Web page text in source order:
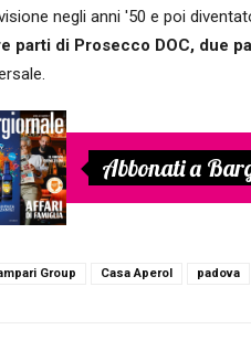
negli anni '50 e poi
parti di Prosecco DOC, due
Abbonati a
Group Casa Aperol padova